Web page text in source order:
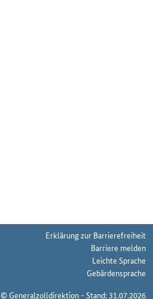
Erklärung zur Barrierefreiheit
Barriere melden
Leichte Sprache
Gebärdensprache
© Generalzolldirektion - Stand: 31.07.2026